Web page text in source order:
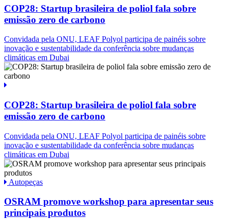
COP28: Startup brasileira de poliol fala sobre
emissão zero de carbono
Convidada pela ONU, LEAF Polyol participa de painéis sobre
inovação e sustentabilidade da conferência sobre mudanças
climáticas em Dubai
COP28: Startup brasileira de poliol fala sobre
emissão zero de carbono
Convidada pela ONU, LEAF Polyol participa de painéis sobre
inovação e sustentabilidade da conferência sobre mudanças
climáticas em Dubai
Autopeças
OSRAM promove workshop para apresentar seus
principais produtos